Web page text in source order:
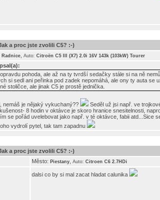
a proc jste zvolili C5? :-)
Radnice Auto: Citroën C5 III (X7) 2.0i 16V 143k (103kW) Tourer
pohoda, ale až na ty tvrdší sedačky stále si na ně
si sedl ani peřinka pod zadek nepomáhá, ale ony ty auta se
stoličce, ale jinak C5 je prostě jednička.
nemáš je nějaký vykuchaný??
Seděl už jsi např. ve
8 hodin v oktávce je skoro hranice snesitelnosti,
se pořád uvelebovat jako např. v té oktávce, fabii atd...Sice
vydrolí pytel, tak tam zapadnu
a proc jste zvolili C5? :-)
Město: Piestany Auto: Citroen C6 2.7HDi
dalsi co by si mal zacat hladat calunika